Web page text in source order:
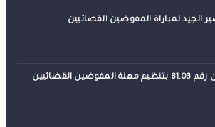
الجيد لمباراة المفوضين القضائيين
المفوضين القضائيين